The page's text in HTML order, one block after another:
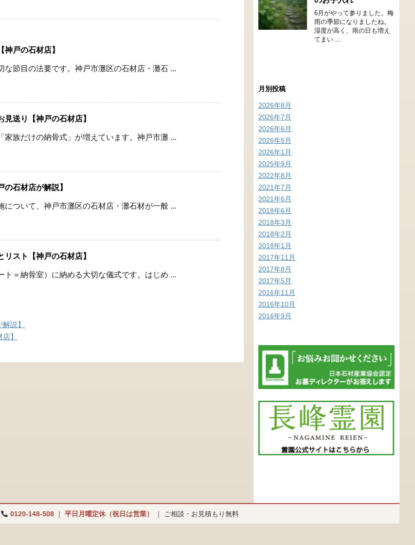
戸の石材店】
な節目の法要です。神戸市灘区の石材店・灘石 ...
送り【神戸の石材店】
族だけの納骨式」が増えています。神戸市灘 ...
石材店が解説】
ついて、神戸市灘区の石材店・灘石材が一般 ...
スト【神戸の石材店】
＝納骨室）に納める大切な儀式です。はじめ ...
説】
】
6月がやって参りました。梅
雨の季節になりましたね。
湿度が高く、雨の日も増え
てまい ...
月別投稿
2026年8月
2026年7月
2026年6月
2026年5月
2026年1月
2025年9月
2022年8月
2021年7月
2021年6月
2018年6月
2018年3月
2018年2月
2018年1月
2017年11月
2017年8月
2017年5月
2016年11月
2016年10月
2016年9月
0120-148-508｜ 平日月曜定休（祝日は営業） ｜ ご相談・お見積もり無料